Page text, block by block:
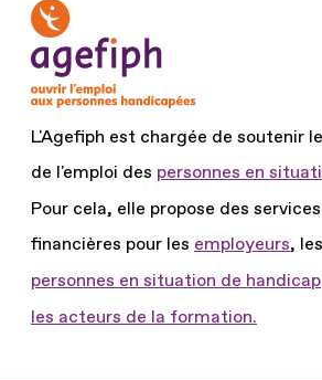
L'Agefiph est chargée de soutenir
de l'emploi des personnes en
Pour cela, elle propose des
financières pour les employeurs, les
personnes en situation de handicap
les acteurs de la formation.